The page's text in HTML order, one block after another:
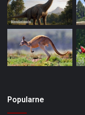
Popularne